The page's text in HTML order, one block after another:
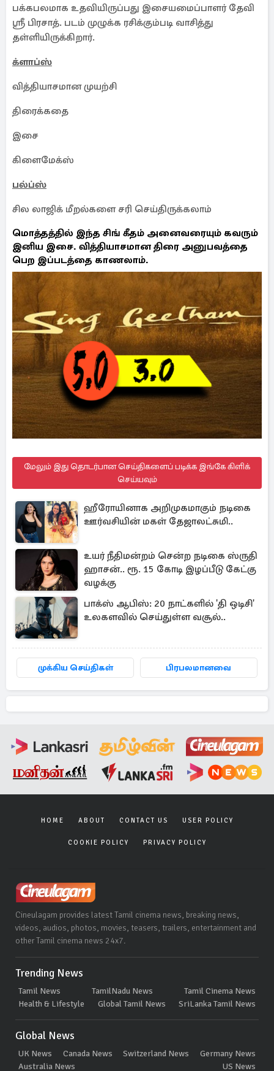
பக்கபலமாக உதவியிருப்பது இசையமைப்பாளர் தேவி
ஸ்ரீ பிரசாத். படம் முழுக்க ரசிக்கும்படி வாசித்து
தள்ளியிருக்கிறார்.
க்ளாப்ஸ்
வித்தியாசமான முயற்சி
திரைக்கதை
இசை
கிளைமேக்ஸ்
பல்ப்ஸ்
சில லாஜிக் மீறல்களை சரி செய்திருக்கலாம்
மொத்தத்தில் இந்த சிங் கீதம் அனைவரையும் கவரும்
இனிய இசை. வித்தியாசமான திரை அனுபவத்தை
பெற இப்படத்தை காணலாம்.
மேலும் இது தொடர்பான செய்திகளைப் படிக்க இங்கே கிளிக்
செய்யவும்
ஹீரோயினாக அறிமுகமாகும் நடிகை
ஊர்வசியின் மகள் தேஜாலட்சுமி..
உயர் நீதிமன்றம் சென்ற நடிகை ஸ்ருதி
ஹாசன்.. ரூ. 15 கோடி இழப்பீடு கேட்கு
வழக்கு
பாக்ஸ் ஆபிஸ்: 20 நாட்களில் 'தி ஒடிசி'
உலகளவில் செய்துள்ள வசூல்..
முக்கிய செய்திகள் பிரபலமானவை
HOME ABOUT CONTACT US USER POLICY
COOKIE POLICY PRIVACY POLICY
Cineulagam provides latest Tamil cinema news, breaking news,
videos, audios, photos, movies, teasers, trailers, entertainment and
other Tamil cinema news 24x7.
Trending News
Tamil News TamilNadu News
Tamil Cinema News
Health & Lifestyle
Global Tamil News SriLanka Tamil News
Global News
UK News Canada News Switzerland News
Germany News
Australia News
US News